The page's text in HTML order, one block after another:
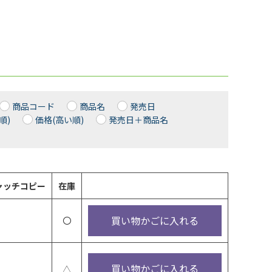
商品コード 商品名
発売日
)
価格(高い順) 発売日＋商品名
ッチコピー 在庫
〇 買い物かごに入れる
△ 買い物かごに入れる